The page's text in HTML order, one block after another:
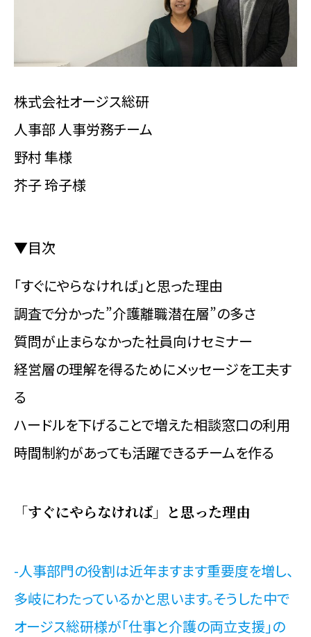
株式会社オージス総研
人事部 人事労務チーム
野村 隼様
芥子 玲子様
▼目次
「すぐにやらなければ」と思った理由
調査で分かった”介護離職潜在層”の多さ
質問が止まらなかった社員向けセミナー
経営層の理解を得るためにメッセージを工夫す
る
ハードルを下げることで増えた相談窓口の利用
時間制約があっても活躍できるチームを作る
「すぐにやらなければ」と思った理由
-人事部門の役割は近年ますます重要度を増し、
多岐にわたっているかと思います。そうした中で
オージス総研様が「仕事と介護の両立支援」の